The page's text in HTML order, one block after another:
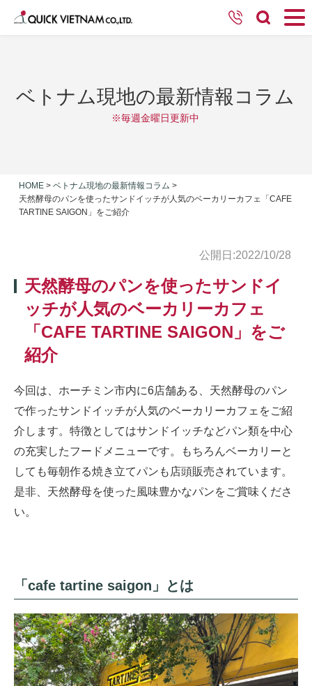
ベトナム現地の最新情報コラム
※毎週金曜日更新中
HOME > ベトナム現地の最新情報コラム >
天然酵母のパンを使ったサンドイッチが人気のベーカリーカフェ「CAFE
TARTINE SAIGON」をご紹介
公開日:2022/10/28
天然酵母のパンを使ったサンドイ
ッチが人気のベーカリーカフェ
「CAFE TARTINE SAIGON」をご
紹介
今回は、ホーチミン市内に6店舗ある、天然酵母のパン
で作ったサンドイッチが人気のベーカリーカフェをご紹
介します。特徴としてはサンドイッチなどパン類を中心
の充実したフードメニューです。もちろんベーカリーと
しても毎朝作る焼き立てパンも店頭販売されています。
是非、天然酵母を使った風味豊かなパンをご賞味くださ
い。
「cafe tartine saigon」とは